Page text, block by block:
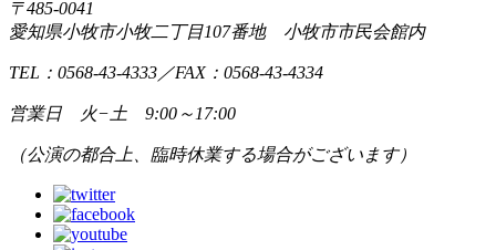
〒485-0041
愛知県小牧市小牧二丁目107番地 小牧市市民会館内
TEL：0568-43-4333／FAX：0568-43-4334
営業日 火−土 9:00～17:00
（公演の都合上、臨時休業する場合がございます）